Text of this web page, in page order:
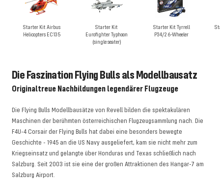
Starter Kit Airbus
Helicopters EC135
Starter Kit
Eurofighter Typhoon
(single seater)
Starter Kit Tyrrell
P34/2 6-Wheeler
Die Faszination Flying Bulls als Modellbausatz
Originaltreue Nachbildungen legendärer Flugzeuge
Die Flying Bulls Modellbausätze von Revell bilden die spektakulären
Maschinen der berühmten österreichischen Flugzeugsammlung nach. Die
F4U-4 Corsair der Flying Bulls hat dabei eine besonders bewegte
Geschichte - 1945 an die US Navy ausgeliefert, kam sie nicht mehr zum
Kriegseinsatz und gelangte über Honduras und Texas schließlich nach
Salzburg. Seit 2003 ist sie eine der großen Attraktionen des Hangar-7 am
Salzburg Airport.